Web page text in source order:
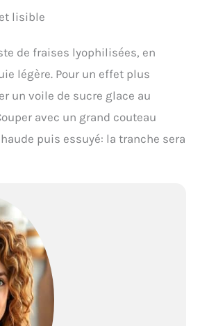
lisible
de fraises lyophilisées, en
légère. Pour un effet plus
un voile de sucre glace au
avec un grand couteau
puis essuyé: la tranche sera